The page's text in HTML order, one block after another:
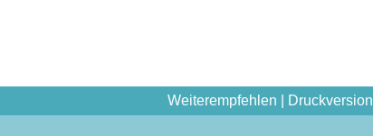
Weiterempfehlen Druckversion